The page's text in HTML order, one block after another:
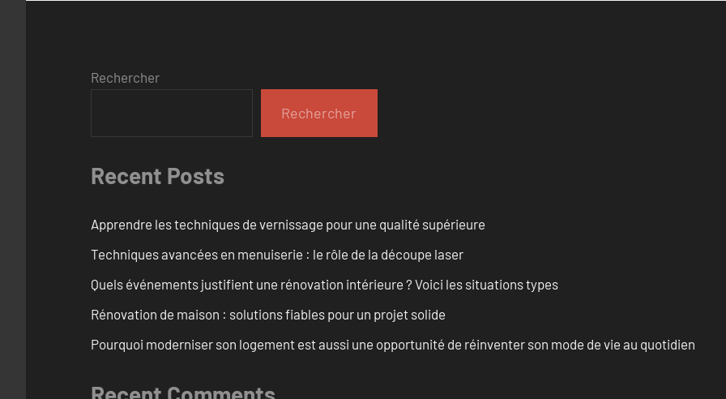
Rechercher
Rechercher
Recent Posts
Apprendre les techniques de vernissage pour une qualité supérieure
Techniques avancées en menuiserie : le rôle de la découpe laser
Quels événements justifient une rénovation intérieure ? Voici les situations types
Rénovation de maison : solutions fiables pour un projet solide
Pourquoi moderniser son logement est aussi une opportunité de réinventer son mode de vie au quotidien